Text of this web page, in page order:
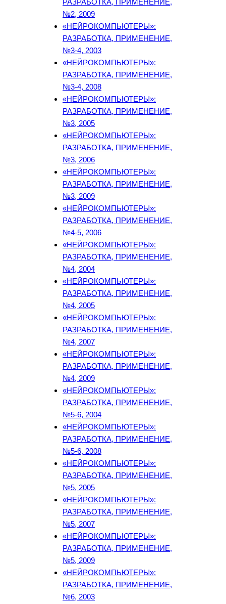
РАЗРАБОТКА, ПРИМЕНЕНИЕ,
№2, 2009
«НЕЙРОКОМПЬЮТЕРЫ»:
РАЗРАБОТКА, ПРИМЕНЕНИЕ,
№3-4, 2003
«НЕЙРОКОМПЬЮТЕРЫ»:
РАЗРАБОТКА, ПРИМЕНЕНИЕ,
№3-4, 2008
«НЕЙРОКОМПЬЮТЕРЫ»:
РАЗРАБОТКА, ПРИМЕНЕНИЕ,
№3, 2005
«НЕЙРОКОМПЬЮТЕРЫ»:
РАЗРАБОТКА, ПРИМЕНЕНИЕ,
№3, 2006
«НЕЙРОКОМПЬЮТЕРЫ»:
РАЗРАБОТКА, ПРИМЕНЕНИЕ,
№3, 2009
«НЕЙРОКОМПЬЮТЕРЫ»:
РАЗРАБОТКА, ПРИМЕНЕНИЕ,
№4-5, 2006
«НЕЙРОКОМПЬЮТЕРЫ»:
РАЗРАБОТКА, ПРИМЕНЕНИЕ,
№4, 2004
«НЕЙРОКОМПЬЮТЕРЫ»:
РАЗРАБОТКА, ПРИМЕНЕНИЕ,
№4, 2005
«НЕЙРОКОМПЬЮТЕРЫ»:
РАЗРАБОТКА, ПРИМЕНЕНИЕ,
№4, 2007
«НЕЙРОКОМПЬЮТЕРЫ»:
РАЗРАБОТКА, ПРИМЕНЕНИЕ,
№4, 2009
«НЕЙРОКОМПЬЮТЕРЫ»:
РАЗРАБОТКА, ПРИМЕНЕНИЕ,
№5-6, 2004
«НЕЙРОКОМПЬЮТЕРЫ»:
РАЗРАБОТКА, ПРИМЕНЕНИЕ,
№5-6, 2008
«НЕЙРОКОМПЬЮТЕРЫ»:
РАЗРАБОТКА, ПРИМЕНЕНИЕ,
№5, 2005
«НЕЙРОКОМПЬЮТЕРЫ»:
РАЗРАБОТКА, ПРИМЕНЕНИЕ,
№5, 2007
«НЕЙРОКОМПЬЮТЕРЫ»:
РАЗРАБОТКА, ПРИМЕНЕНИЕ,
№5, 2009
«НЕЙРОКОМПЬЮТЕРЫ»:
РАЗРАБОТКА, ПРИМЕНЕНИЕ,
№6, 2003